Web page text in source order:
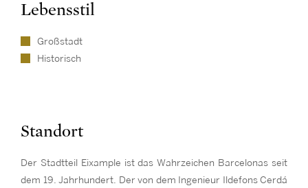
Lebensstil
Großstadt
Historisch
Standort
Der Stadtteil Eixample ist das Wahrzeichen Barcelonas seit
dem 19. Jahrhundert. Der von dem Ingenieur Ildefons Cerdá